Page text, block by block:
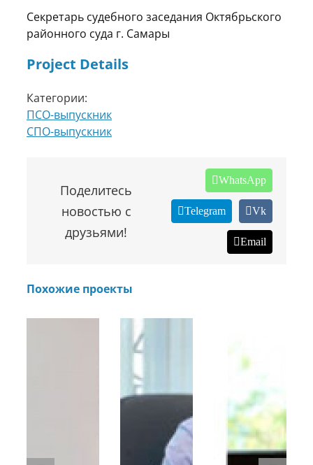
Секретарь судебного заседания Октябрьского
районного суда г. Самары
Project Details
Категории:
ПСО-выпускник
СПО-выпускник
Поделитесь
новостью с
друзьями!
WhatsApp
Telegram Vk
Email
Похожие проекты